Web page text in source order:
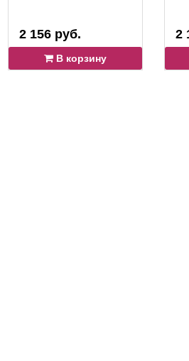
2 156 руб.
В корзину
2